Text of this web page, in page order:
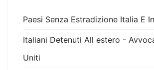
Paesi Senza Estradizione Italia E
Italiani Detenuti All estero -
Uniti